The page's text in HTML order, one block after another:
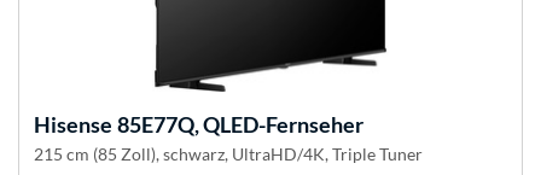
Hisense 85E77Q, QLED-Fernseher
215 cm (85 Zoll), schwarz, UltraHD/4K, Triple Tuner